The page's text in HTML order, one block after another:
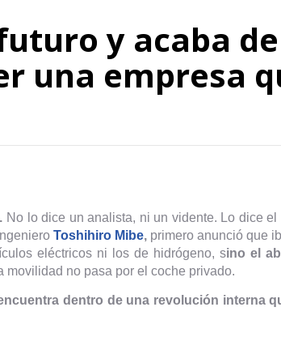
y acaba de
una empresa
No lo dice un analista, ni un vidente. Lo dice el
Toshihiro Mibe,primero anunció que
eléctricos ni los de hidrógeno, sino el
movilidad no pasa por el coche privado.
dentro de una revolución interna